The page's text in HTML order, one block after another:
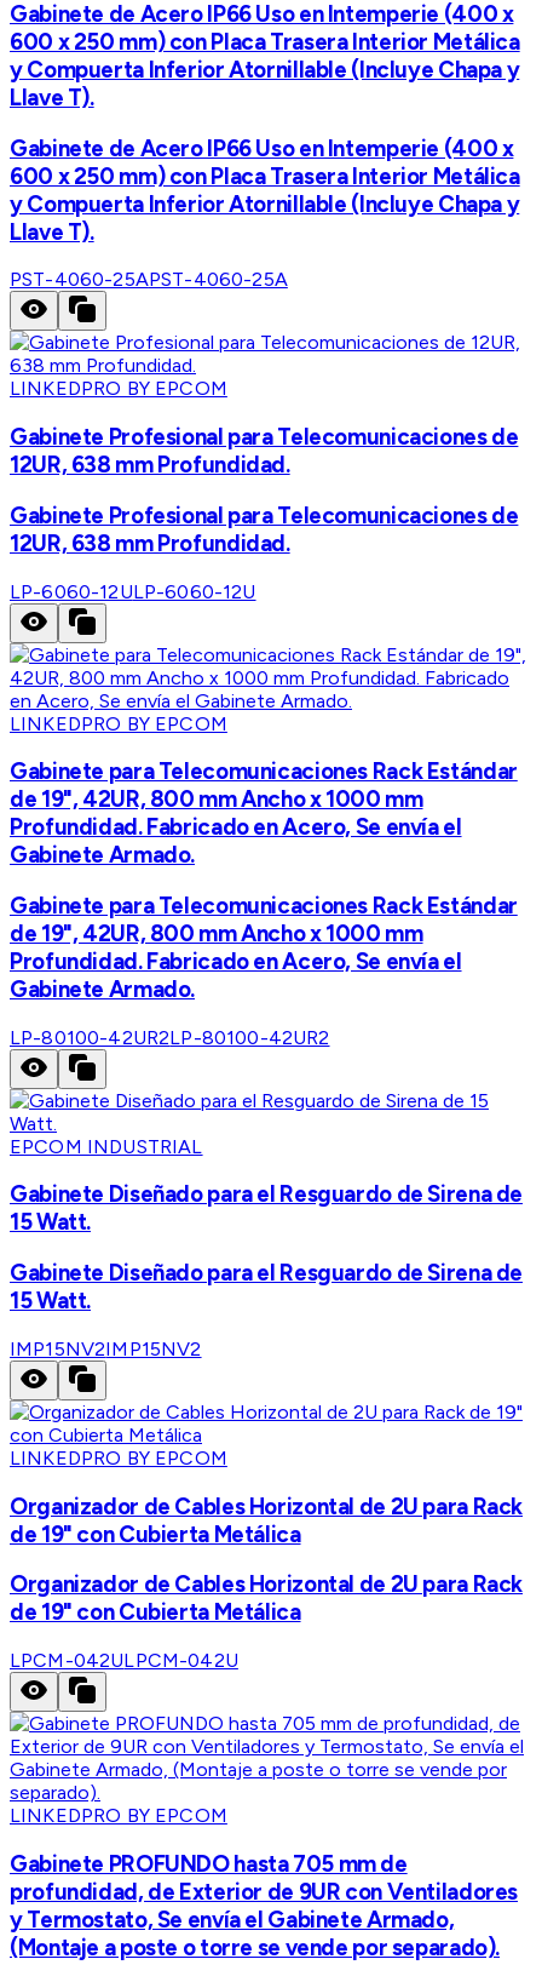
Gabinete de Acero IP66 Uso en Intemperie (400 x
600 x 250 mm) con Placa Trasera Interior Metálica
y Compuerta Inferior Atornillable (Incluye Chapa y
Llave T).
Gabinete de Acero IP66 Uso en Intemperie (400 x
600 x 250 mm) con Placa Trasera Interior Metálica
y Compuerta Inferior Atornillable (Incluye Chapa y
Llave T).
PST-4060-25APST-4060-25A
LINKEDPRO BY EPCOM
Gabinete Profesional para Telecomunicaciones de
12UR, 638 mm Profundidad.
Gabinete Profesional para Telecomunicaciones de
12UR, 638 mm Profundidad.
LP-6060-12ULP-6060-12U
LINKEDPRO BY EPCOM
Gabinete para Telecomunicaciones Rack Estándar
de 19", 42UR, 800 mm Ancho x 1000 mm
Profundidad. Fabricado en Acero, Se envía el
Gabinete Armado.
Gabinete para Telecomunicaciones Rack Estándar
de 19", 42UR, 800 mm Ancho x 1000 mm
Profundidad. Fabricado en Acero, Se envía el
Gabinete Armado.
LP-80100-42UR2LP-80100-42UR2
EPCOM INDUSTRIAL
Gabinete Diseñado para el Resguardo de Sirena de
15 Watt.
Gabinete Diseñado para el Resguardo de Sirena de
15 Watt.
IMP15NV2IMP15NV2
LINKEDPRO BY EPCOM
Organizador de Cables Horizontal de 2U para Rack
de 19" con Cubierta Metálica
Organizador de Cables Horizontal de 2U para Rack
de 19" con Cubierta Metálica
LPCM-042ULPCM-042U
LINKEDPRO BY EPCOM
Gabinete PROFUNDO hasta 705 mm de
profundidad, de Exterior de 9UR con Ventiladores
y Termostato, Se envía el Gabinete Armado,
(Montaje a poste o torre se vende por separado).